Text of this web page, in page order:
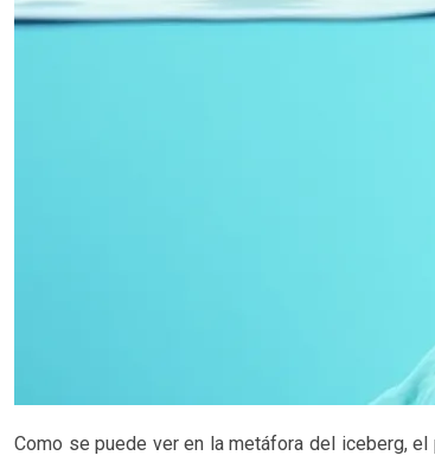
Como se puede ver en la metáfora del iceberg,